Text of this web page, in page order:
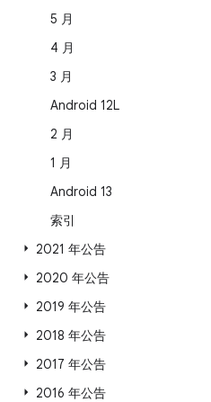
5 月
4 月
3 月
Android 12L
2 月
1 月
Android 13
索引
2021 年公告
2020 年公告
2019 年公告
2018 年公告
2017 年公告
2016 年公告